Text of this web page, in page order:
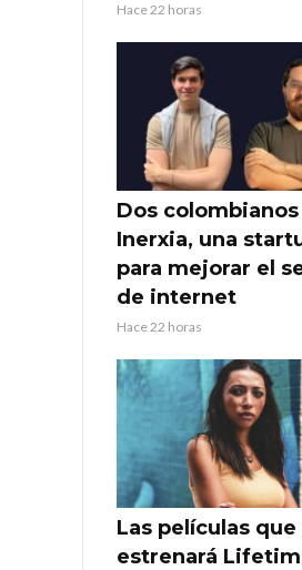
Hace 22 horas
Dos
Inerxia, una
para mejorar el
de internet
Hace 22 horas
Las películas que
estrenará